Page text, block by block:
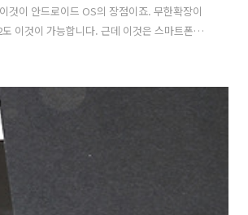
것이 안드로이드 OS의 장점이죠. 무한확장이
이것이 가능합니다. 근데 이것은 스마트폰이
코원에서 이제 도입했다고 볼 수 있습니다. 그
귀에 맞는 사운드를 낼 수 있습니다. 음질 하나
을 그대로 경험해 볼 수 있는데요. 실제로 저 역
폰에도 넣어보고 코원Z2에도 넣어보고 기본스
고 50만원 가까이 하는 이어폰으로도 들어봤는
요. 확실히 음질 부분에서는 앞선다고 이야기할